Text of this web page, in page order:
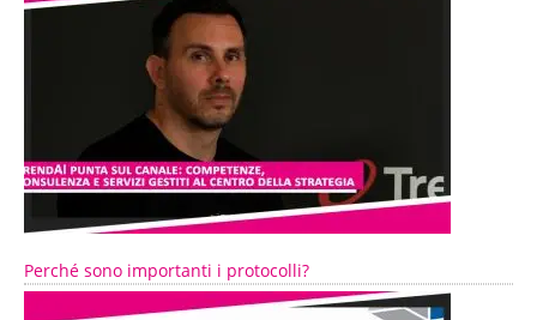
Perché sono importanti i protocolli?